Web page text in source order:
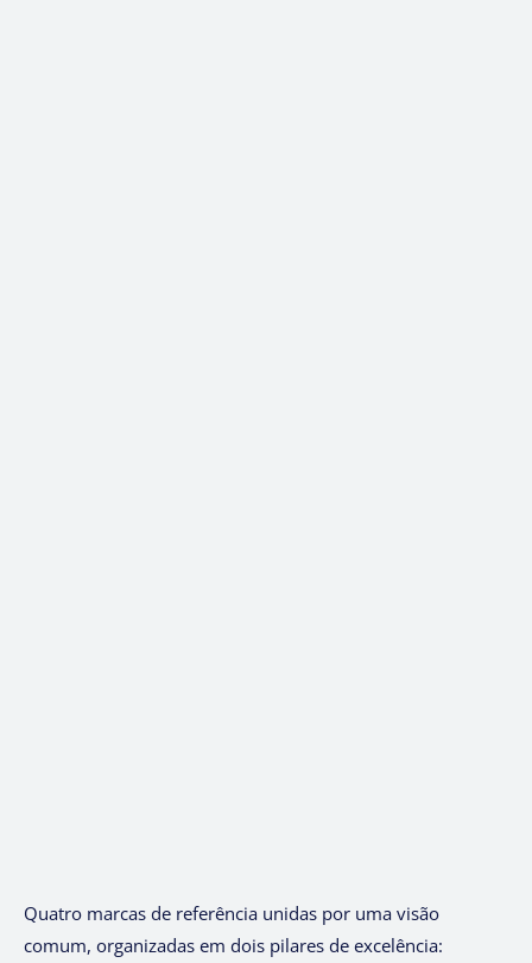
Quatro marcas de referência unidas por uma visão
comum, organizadas em dois pilares de excelência: